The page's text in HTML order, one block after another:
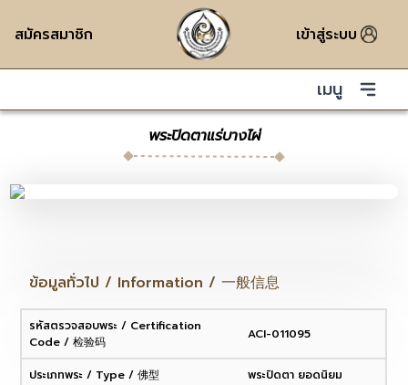
สมัครสมาชิก เข้าสู่ระบบ
เมนู
พระปิดตาแร่บางไผ่
ข้อมูลทั่วไป / Information / 一般信息
รหัสตรวจสอบพระ / Certification
Code / 检验码
ACI-011095
ประเภทพระ / Type / 佛型
พระปิดตา ยอดนิยม